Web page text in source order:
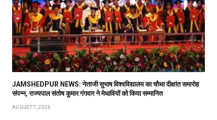
JAMSHEDPUR NEWS: नेताजी सुभाष विश्वविद्यालय का चौथा दीक्षांत समारोह
संपन्न, राज्यपाल संतोष कुमार गंगवार ने मेधावियों को किया सम्मानित
AUGUST 7, 2026